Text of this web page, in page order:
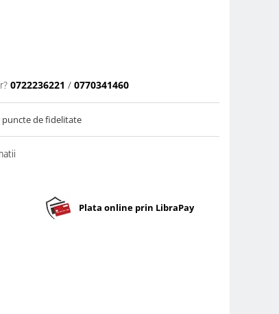
0722236221 / 0770341460
puncte de fidelitate
Plata online prin LibraPay